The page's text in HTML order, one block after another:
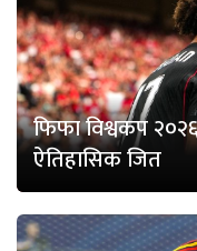
फिफा विश्वकप
ऐतिहासिक जित